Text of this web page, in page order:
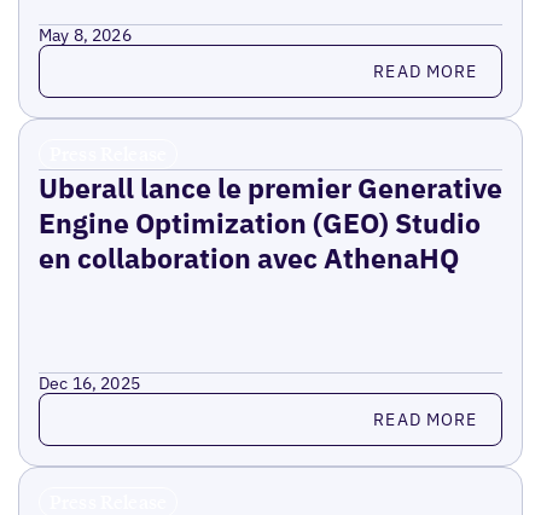
May 8, 2026
Read more READ MORE
Uberall lance le premier Generative
Engine Optimization (GEO) Studio
en collaboration avec AthenaHQ
Dec 16, 2025
Read more READ MORE